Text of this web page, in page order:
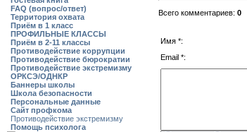
FAQ (вопрос/ответ)
Территория охвата
Приём в 1 класс
ПРОФИЛЬНЫЕ КЛАССЫ
Приём в 2-11 классы
Противодействие коррупции
Противодействие бюрократии
Противодействие экстремизму
ОРКСЭ/ОДНКР
Баннеры школы
Школа безопасности
Персональные данные
Сайт профкома
Противодействие экстремизму
Помощь психолога
Всего комментариев: 0
Имя *:
Email *: